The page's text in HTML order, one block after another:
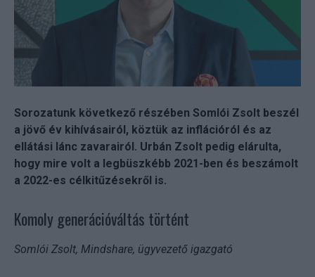
Sorozatunk következő részében Somlói Zsolt beszél
a jövő év kihívásairól, köztük az inflációról és az
ellátási lánc zavarairól. Urbán Zsolt pedig elárulta,
hogy mire volt a legbüszkébb 2021-ben és beszámolt
a 2022-es célkitűzésekről is.
Komoly generációváltás történt
Somlói Zsolt, Mindshare, ügyvezető igazgató